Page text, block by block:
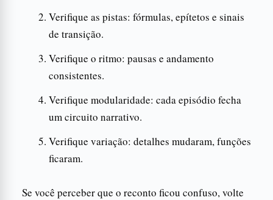
Verifique as pistas: fórmulas, epítetos e sinais
de transição.
Verifique o ritmo: pausas e andamento
consistentes.
Verifique modularidade: cada episódio fecha
um circuito narrativo.
Verifique variação: detalhes mudaram, funções
ficaram.
Se você perceber que o reconto ficou confuso, volte